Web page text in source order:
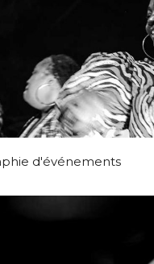
d'événements